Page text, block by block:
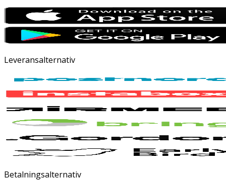
Leveransalternativ
Betalningsalternativ